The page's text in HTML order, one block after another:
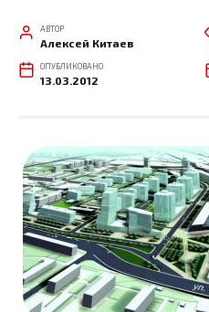
АВТОР
Алексей Китаев
ОПУБЛИКОВАНО
13.03.2012